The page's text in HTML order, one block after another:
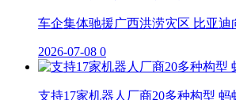
车企集体驰援广西洪涝灾区 比亚迪
2026-07-08 0
支持17家机器人厂商20多种构型 蚂